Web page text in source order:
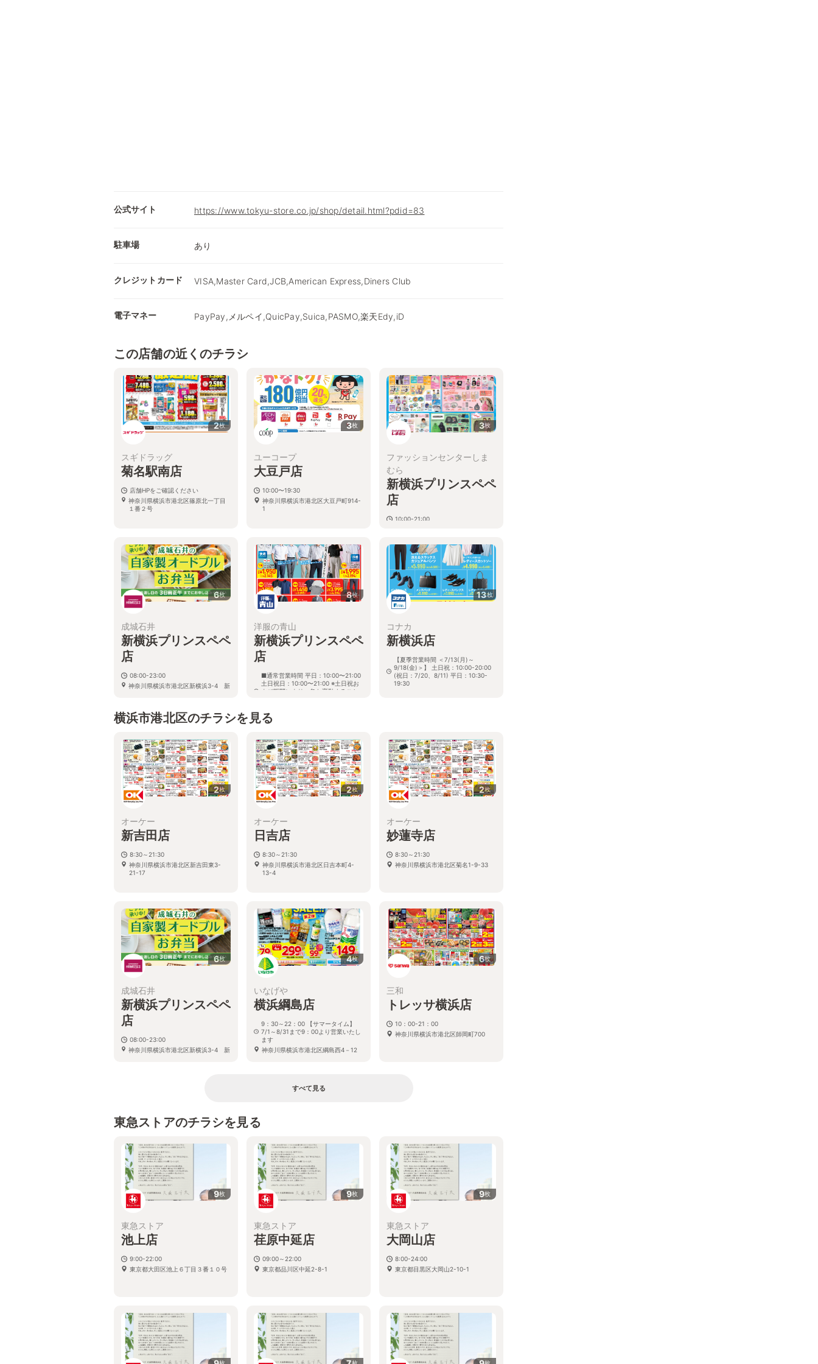
公式サイト https://www.tokyu-store.co.jp/shop/detail.html?pdid=83
駐車場 あり
クレジットカード VISA,Master Card,JCB,American Express,Diners Club
電子マネー PayPay,メルペイ,QuicPay,Suica,PASMO,楽天Edy,iD
この店舗の近くのチラシ
2枚
スギドラッグ
菊名駅南店
店舗HPをご確認ください
神奈川県横浜市港北区篠原北一丁目
１番２号
3枚
ユーコープ
大豆戸店
10:00〜19:30
神奈川県横浜市港北区大豆戸町914-
1
3枚
ファッションセンターしま
むら
新横浜プリンスペペ
店
10:00-21:00
6枚
成城石井
新横浜プリンスペペ
店
08:00-23:00
神奈川県横浜市港北区新横浜3-4 新
8枚
洋服の青山
新横浜プリンスペペ
店
■通常営業時間 平日：10:00〜21:00
土日祝日：10:00〜21:00 ※土日祝お
よび期間により、急な変動すること
神奈川県横浜市港北区新横浜3-4 新
横浜プリンスペペ2階
13枚
コナカ
新横浜店
【夏季営業時間 ＜7/13(月)～
9/18(金)＞】 土日祝：10:00-20:00
(祝日：7/20、8/11) 平日：10:30-
19:30
横浜市港北区のチラシを見る
2枚
オーケー
新吉田店
8:30～21:30
神奈川県横浜市港北区新吉田東3-
21-17
2枚
オーケー
日吉店
8:30～21:30
神奈川県横浜市港北区日吉本町4-
13-4
2枚
オーケー
妙蓮寺店
8:30～21:30
神奈川県横浜市港北区菊名1-9-33
6枚
成城石井
新横浜プリンスペペ
店
08:00-23:00
神奈川県横浜市港北区新横浜3-4 新
4枚
いなげや
横浜綱島店
9：30～22：00 【サマータイム】
7/1～8/31まで9：00より営業いたし
ます
神奈川県横浜市港北区綱島西4－12
6枚
三和
トレッサ横浜店
10：00-21：00
神奈川県横浜市港北区師岡町700
すべて見る
東急ストアのチラシを見る
9枚
東急ストア
池上店
9:00-22:00
東京都大田区池上６丁目３番１０号
9枚
東急ストア
荏原中延店
09:00～22:00
東京都品川区中延2-8-1
9枚
東急ストア
大岡山店
8:00-24:00
東京都目黒区大岡山2-10-1